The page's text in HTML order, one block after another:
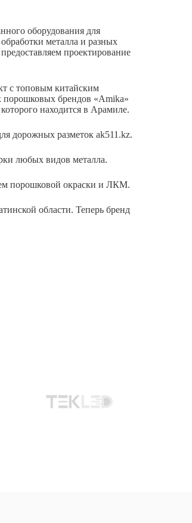
оборудования для
металла и разных
проектирование
с топовым китайским
порошковых брендов «Amika»
находится в Арамиле.
дорожных разметок ak511.kz.
любых видов металла.
порошковой окраски и ЛКМ.
области. Теперь бренд